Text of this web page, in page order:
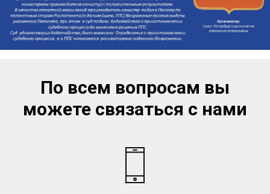
По всем вопросам вы
можете связаться с нами